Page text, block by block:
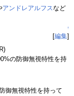
アンドレアルフスなど
↑
[編集]
の防御無視特性を持
御無視特性を持って